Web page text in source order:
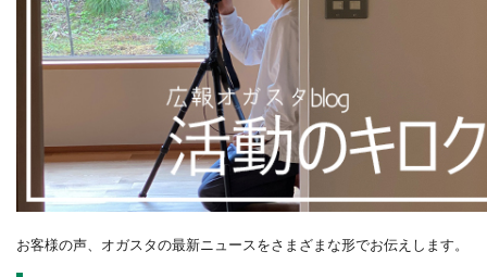
お客様の声、オガスタの最新ニュースをさまざまな形でお伝えします。